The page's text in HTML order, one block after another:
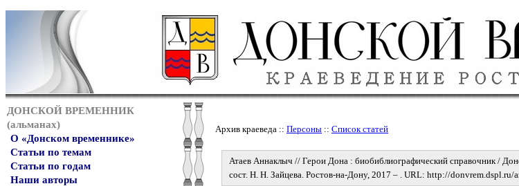
ДОНСКОЙ ВРЕМЕННИК
(альманах)
О «Донском временнике»
Статьи по темам
Статьи по годам
Наши авторы
Архив краеведа :: Персоны :: Список статей
Атаев Аннаклыч // Герои Дона : биобиблиографический справочник /
сост. Н. Н. Зайцева. Ростов-на-Дону, 2017 – . URL: http://